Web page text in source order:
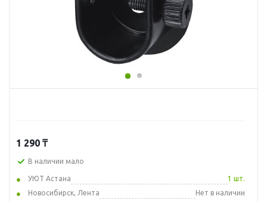
1 290 ₸
В наличии мало
УЮТ Астана
1 шт.
Новосибирск, Лента
Нет в наличии